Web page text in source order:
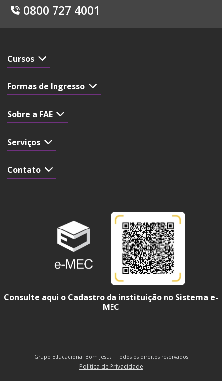
0800 727 4001
Cursos
Formas de Ingresso
Sobre a FAE
Serviços
Contato
Consulte aqui o Cadastro da instituição no Sistema e-
MEC
Grupo Educacional Bom Jesus | Todos os direitos reservados
Política de Privacidade